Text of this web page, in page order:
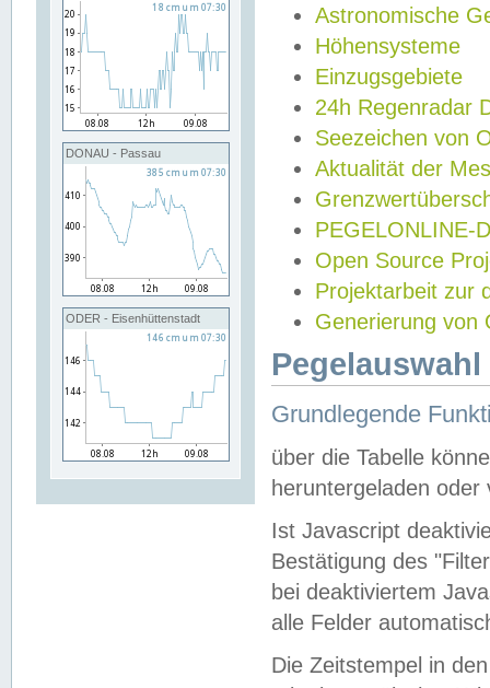
DONAU - Passau
ODER - Eisenhüttenstadt
Astronomische
Höhensysteme
Einzugsgebiete
24h Regenradar
Seezeichen von
Aktualität der
PEGELONLINE-
Open Source
Projektarbeit zur
Generierung von
Grundlegende
über die Tabelle
heruntergeladen oder
Ist Javascript
Bestätigung des
bei deaktiviertem
alle Felder
Die Zeitstempel in